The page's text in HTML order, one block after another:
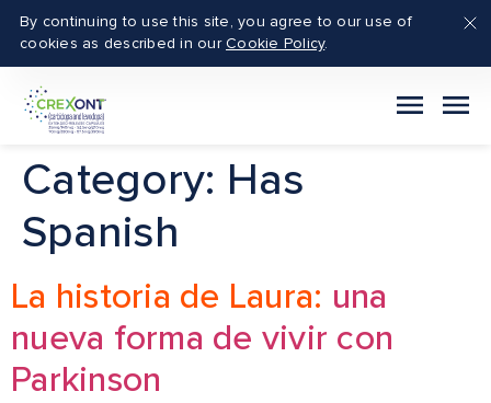
By continuing to use this site, you agree to our use of
cookies as described in ourCookie Policy.
Category: Has
Spanish
La historia de Laura: una
nueva forma de vivir con
Parkinson